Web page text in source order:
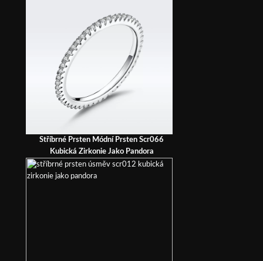
Stříbrné Prsten Módní Prsten Scr066
Kubická Zirkonie Jako Pandora